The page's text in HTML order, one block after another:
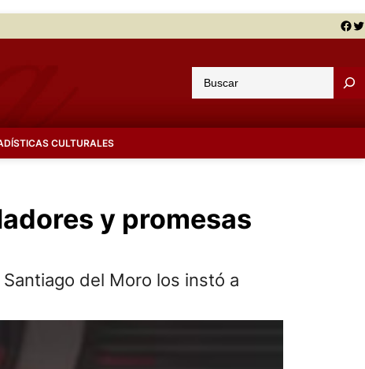
Facebook Twitter
u
a
CULTURALES
y promesas
del Moro los instó a